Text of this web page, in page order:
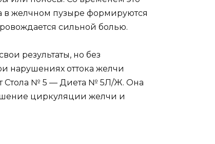
в желчном пузыре формируются
сильной болью.
результаты, но без
нарушениях оттока желчи
Стола № 5 — Диета № 5Л/Ж. Она
циркуляции желчи и